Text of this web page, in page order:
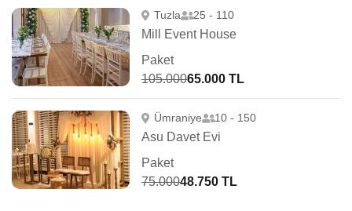
Tuzla 25 - 110
Mill Event House
Paket
105.00065.000 TL
Ümraniye 10 - 150
Asu Davet Evi
Paket
75.00048.750 TL